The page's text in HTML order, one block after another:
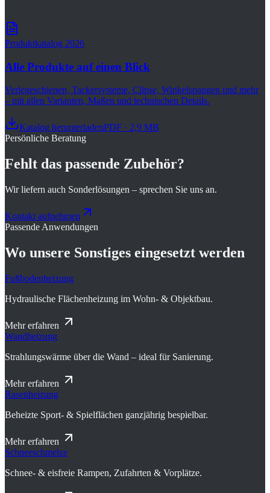
Produktkatalog 2026
Alle Produkte auf einen Blick
Verlegeschienen, Tackersysteme, Clipse, Winkelspangen und mehr
– mit allen Varianten, Maßen und technischen Details.
Katalog herunterladenPDF · 2,9 MB
Persönliche Beratung
Fehlt das passende Zubehör?
Wir liefern auch Sonderlösungen – sprechen Sie uns an.
Kontakt aufnehmen
Passende Anwendungen
Wo unsere Sonstiges eingesetzt werden
Fußbodenheizung
Hydraulische Flächenheizung im Wohn- & Objektbau.
Mehr erfahren
Wandheizung
Strahlungswärme über die Wand – ideal für Sanierung.
Mehr erfahren
Rasenheizung
Beheizte Sport- & Spielflächen ganzjährig bespielbar.
Mehr erfahren
Schneeschmelze
Schnee- & eisfreie Rampen, Zufahrten & Vorplätze.